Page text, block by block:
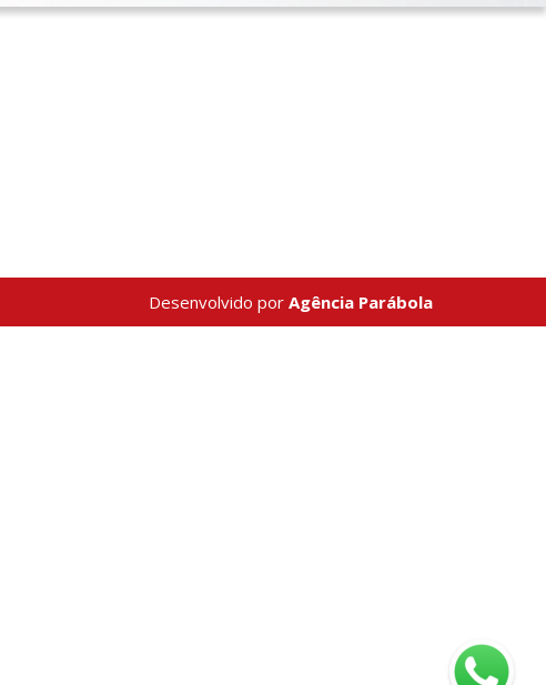
Desenvolvido por Agência Parábola